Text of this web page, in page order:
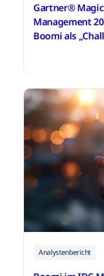
Gartner®
Management 2026 Data Management
Boomi als
Analystenbericht